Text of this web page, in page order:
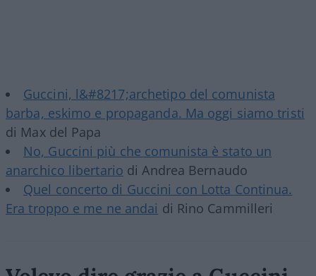
Guccini, l&#8217;archetipo del comunista
barba, eskimo e propaganda. Ma oggi siamo tristi
di Max del Papa
No, Guccini più che comunista è stato un
anarchico libertario di Andrea Bernaudo
Quel concerto di Guccini con Lotta Continua.
Era troppo e me ne andai di Rino Cammilleri